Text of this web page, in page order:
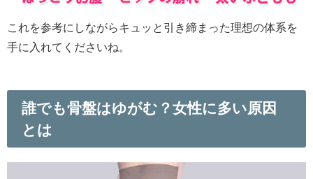
これを参考にしながらキュッと引き締まった理想の体系を
手に入れてくださいね。
誰でも骨盤はゆがむ？女性に多い原因
とは